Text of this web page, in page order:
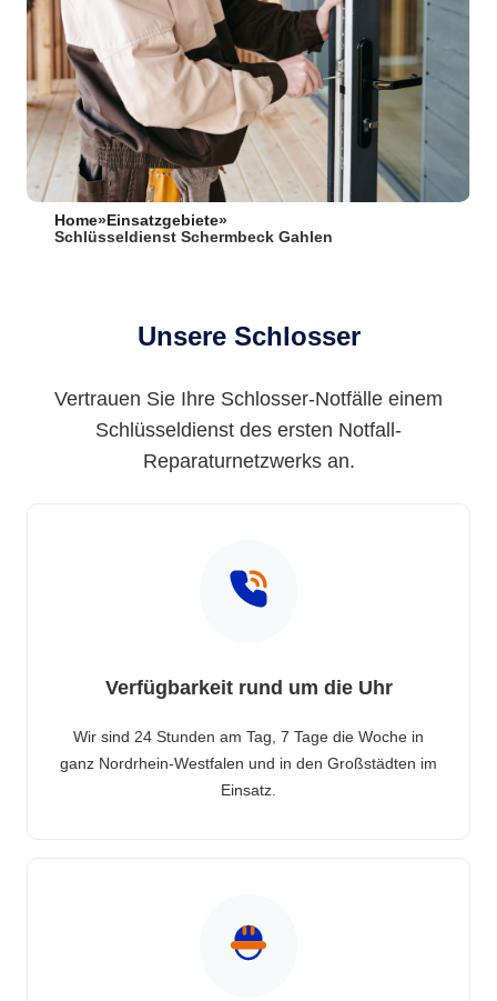
Home» Einsatzgebiete»
Schlüsseldienst Schermbeck Gahlen
Unsere Schlosser
Vertrauen Sie Ihre Schlosser-Notfälle einem
Schlüsseldienst des ersten Notfall-
Reparaturnetzwerks an.
Verfügbarkeit rund um die Uhr
Wir sind 24 Stunden am Tag, 7 Tage die Woche in
ganz Nordrhein-Westfalen und in den Großstädten im
Einsatz.